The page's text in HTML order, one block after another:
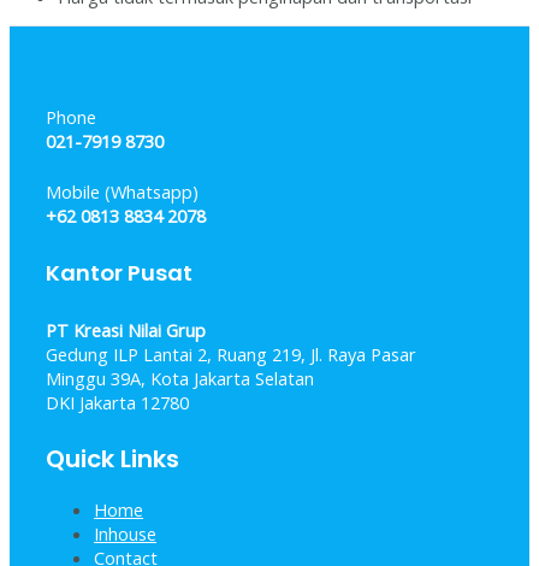
Phone
021-7919 8730
Mobile (Whatsapp)
+62 0813 8834 2078
Kantor Pusat
PT Kreasi Nilai Grup
Gedung ILP Lantai 2, Ruang 219, Jl. Raya Pasar
Minggu 39A, Kota Jakarta Selatan
DKI Jakarta 12780
Quick Links
Home
Inhouse
Contact